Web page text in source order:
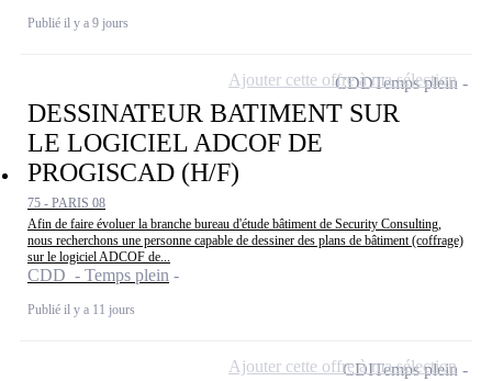
Publié il y a 9 jours
DESSINATEUR BATIMENT SUR
LE LOGICIEL ADCOF DE
PROGISCAD (H/F)
75 - PARIS 08
Afin de faire évoluer la branche bureau d'étude bâtiment de Security Consulting,
nous recherchons une personne capable de dessiner des plans de bâtiment (coffrage)
sur le logiciel ADCOF de...
CDD - Temps plein
Publié il y a 11 jours
CDDTemps plein
Ajouter cette offre à ma sélection
CDITemps plein
Ajouter cette offre à ma sélection